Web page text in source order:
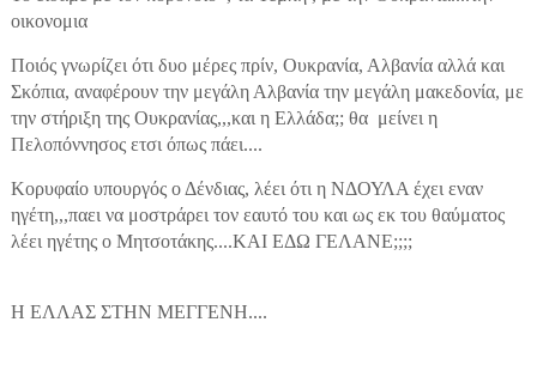
οικονομια
Ποιός γνωρίζει ότι δυο μέρες πρίν, Ουκρανία, Αλβανία αλλά και
Σκόπια, αναφέρουν την μεγάλη Αλβανία την μεγάλη μακεδονία, με
την στήριξη της Ουκρανίας,,,και η Ελλάδα;; θα μείνει η
Πελοπόννησος ετσι όπως πάει....
Κορυφαίο υπουργός ο Δένδιας, λέει ότι η ΝΔΟΥΛΑ έχει εναν
ηγέτη,,,παει να μοστράρει τον εαυτό του και ως εκ του θαύματος
λέει ηγέτης ο Μητσοτάκης....ΚΑΙ ΕΔΩ ΓΕΛΑΝΕ;;;;
Η ΕΛΛΑΣ ΣΤΗΝ ΜΕΓΓΕΝΗ....